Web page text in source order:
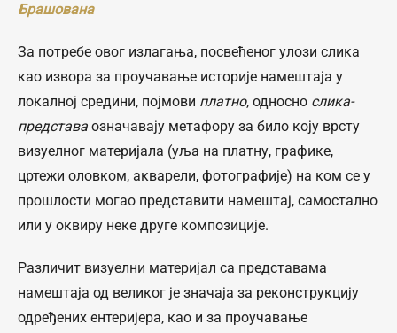
Брашована
За потребе овог излагања, посвећеног улози слика
као извора за проучавање историје намештаја у
локалној средини, појмови платно, односно слика-
представа означавају метафору за било коју врсту
визуелног материјала (уља на платну, графике,
цртежи оловком, акварели, фотографије) на ком се у
прошлости могао представити намештај, самостално
или у оквиру неке друге композиције.
Различит визуелни материјал са представама
намештаја од великог је значаја за реконструкцију
одређених ентеријера, као и за проучавање